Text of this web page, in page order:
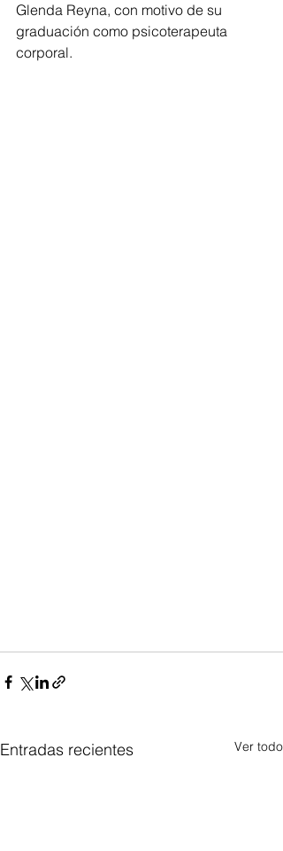
Glenda Reyna, con motivo de su
graduación como psicoterapeuta
corporal.
Entradas recientes Ver todo